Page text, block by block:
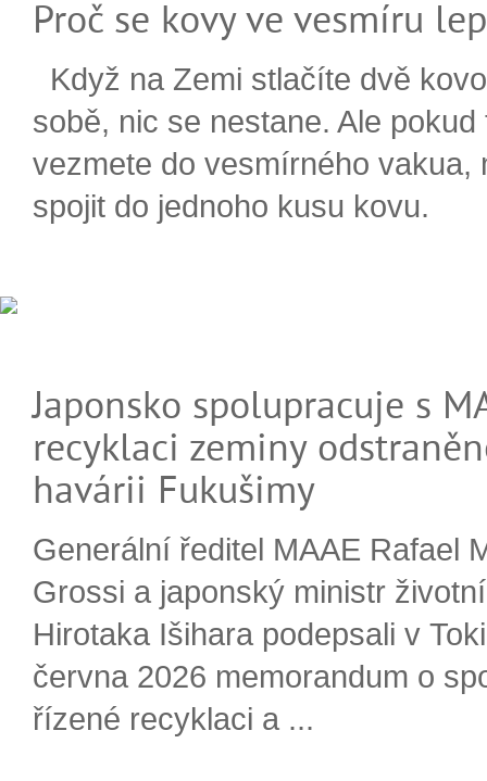
Proč se kovy ve vesmíru
Když na Zemi stlačíte dvě
sobě, nic se nestane. Ale
vezmete do vesmírného vakua,
spojit do jednoho kusu kovu.
Japonsko spolupracuje s
recyklaci zeminy
havárii Fukušimy
Generální ředitel MAAE Rafael
Grossi a japonský ministr
Hirotaka Išihara podepsali v
června 2026 memorandum o
řízené recyklaci a ...